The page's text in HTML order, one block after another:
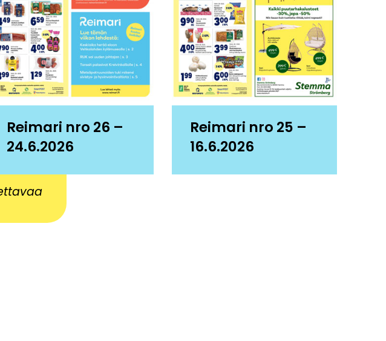
Reimari nro 26 –
24.6.2026
Reimari nro 25 –
16.6.2026